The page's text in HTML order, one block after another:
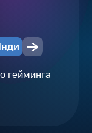
гейминга